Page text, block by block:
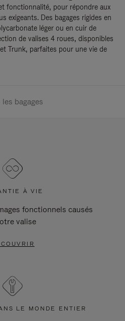
fonctionnalité, pour répondre aux
exigeants. Des bagages rigides en
léger ou en cuir de
de valises 4 roues, disponibles
Trunk, parfaites pour une vie de
les bagages
À VIE
fonctionnels causés
valise
LE MONDE ENTIER